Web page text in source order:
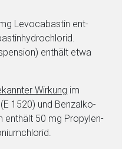
Le­vo­ca­bas­tin ent­
enthält et­wa
Wirkung im
1520) und Benz­al­ko­
enthält 50 mg Pro­py­len­